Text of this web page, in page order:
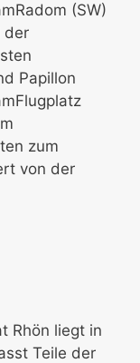
(SW)
der
Papillon
zum
von der
Rhön liegt in
Teile der